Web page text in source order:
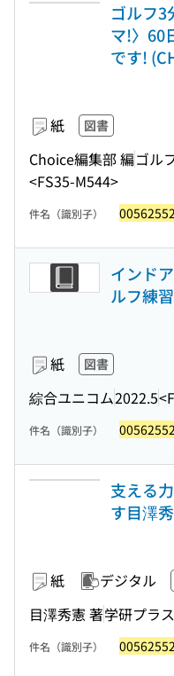
ゴルフ3
マ!〉60
です!
紙 図書
Choice編集部 編ゴル
<FS35-M544>
件名（識別子） 00562552
インド
ルフ練
紙 図書
綜合ユニコム2022.5
件名（識別子） 00562552
支える
す目澤
紙 デジタル
目澤秀憲 著学研プラス
件名（識別子） 00562552